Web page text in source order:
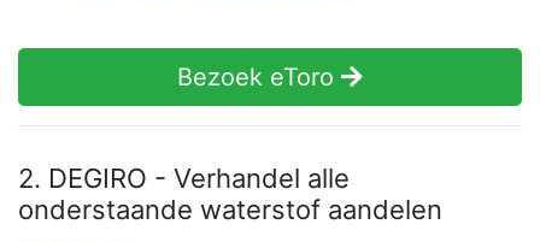
Bezoek eToro
2. DEGIRO - Verhandel alle
onderstaande waterstof aandelen